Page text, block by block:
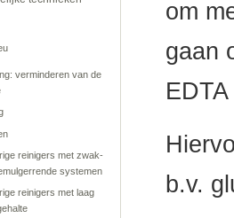
verminderen van de
reinigers met zwak-
systemen
reinigers met laag
om
gaan
b.v.